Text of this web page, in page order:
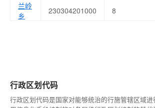
兰岭
乡
230304201000 8
行政区划代码
行政区划代码是国家对能够统治的行施管辖区域